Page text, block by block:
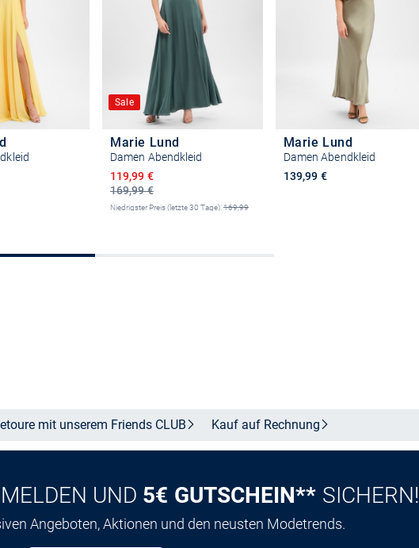
Sale
Marie Lund
Damen Abendkleid
169,99 €
Ermäßigter Preis
119,99 €
Niedrigster Preis (letzte 30 Tage):169,99
Marie Lund
Damen Abendkleid
139,99 €
mit unserem Friends CLUB Kauf auf Rechnung
UND 5€ GUTSCHEIN** SICHERN!
Angeboten, Aktionen und den neusten Modetrends.